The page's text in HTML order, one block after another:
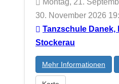
Montag, 21.
30. November 2026
Tanzschule Danek,
Stockerau
Mehr Informationen